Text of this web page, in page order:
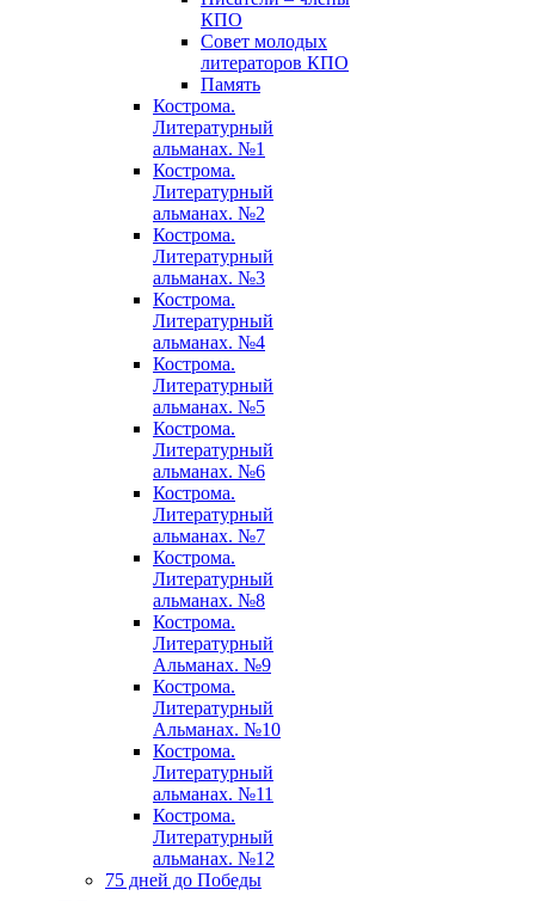
КПО
Совет молодых
литераторов КПО
Память
Кострома.
Литературный
альманах. №1
Кострома.
Литературный
альманах. №2
Кострома.
Литературный
альманах. №3
Кострома.
Литературный
альманах. №4
Кострома.
Литературный
альманах. №5
Кострома.
Литературный
альманах. №6
Кострома.
Литературный
альманах. №7
Кострома.
Литературный
альманах. №8
Кострома.
Литературный
Альманах. №9
Кострома.
Литературный
Альманах. №10
Кострома.
Литературный
альманах. №11
Кострома.
Литературный
альманах. №12
75 дней до Победы